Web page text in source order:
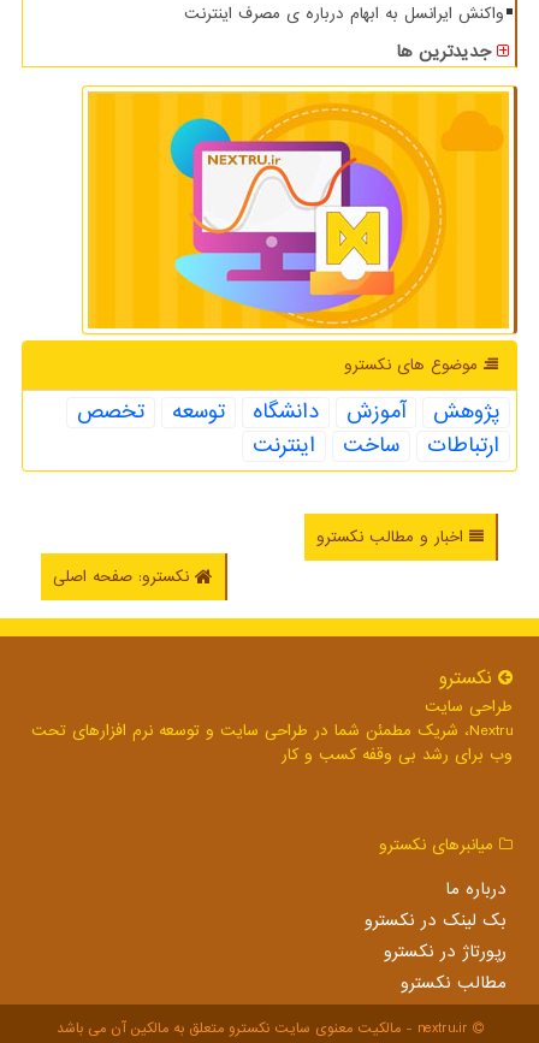
واکنش ایرانسل به ابهام درباره ی مصرف اینترنت
جدیدترین ها
موضوع های نكسترو
پژوهش آموزش دانشگاه توسعه
تخصص
ارتباطات
ساخت اینترنت
اخبار و مطالب نکسترو
نکسترو: صفحه اصلی
نكسترو
طراحی سایت
Nextru، شریک مطمئن شما در طراحی سایت و توسعه نرم افزارهای تحت
وب برای رشد بی وقفه کسب و کار
میانبرهای نكسترو
درباره ما
بک لینک در نكسترو
رپورتاژ در نكسترو
مطالب نكسترو